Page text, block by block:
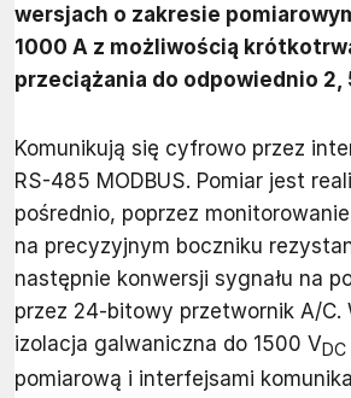
wersjach o zakresie
1000 A z możliwością
przeciążania do odpowiednio 2,
Komunikują się cyfrowo przez
RS-485 MODBUS. Pomiar jest
pośrednio, poprzez
na precyzyjnym boczniku
następnie konwersji sygnału na
przez 24-bitowy przetwornik A/C.
izolacja galwaniczna do 1500 VDC
pomiarową i interfejsami